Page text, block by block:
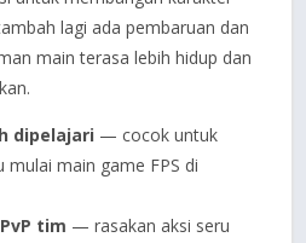
lagi ada pembaruan dan
main terasa lebih hidup dan
dipelajari — cocok untuk
mulai main game FPS di
tim — rasakan aksi seru